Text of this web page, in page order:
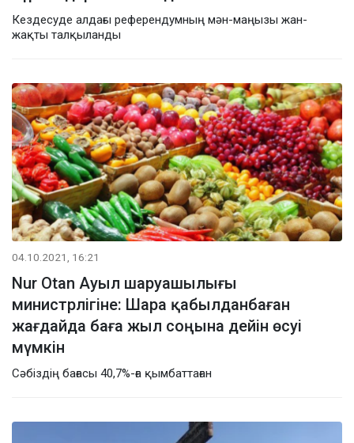
Кездесуде алдағы референдумның мән-маңызы жан-
жақты талқыланды
04.10.2021, 16:21
Nur Otan Ауыл шаруашылығы
министрлігіне: Шара қабылданбаған
жағдайда баға жыл соңына дейін өсуі
мүмкін
Сәбіздің бағасы 40,7%-ға қымбаттаған